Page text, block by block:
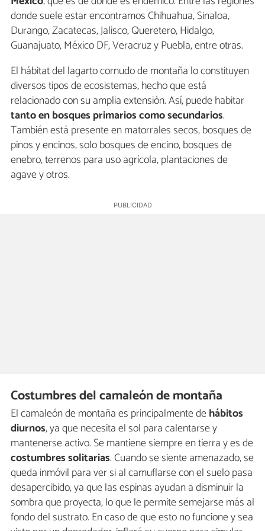
donde suele estar encontramos Chihuahua, Sinaloa,
Durango, Zacatecas, Jalisco, Queretero, Hidalgo,
Guanajuato, México DF, Veracruz y Puebla, entre otras.
El hábitat del lagarto cornudo de montaña lo constituyen
diversos tipos de ecosistemas, hecho que está
relacionado con su amplia extensión. Así, puede habitar
tanto en bosques primarios como secundarios.
También está presente en matorrales secos, bosques de
pinos y encinos, solo bosques de encino, bosques de
enebro, terrenos para uso agrícola, plantaciones de
agave y otros.
Costumbres del camaleón de montaña
El camaleón de montaña es principalmente dehábitos
diurnos, ya que necesita el sol para calentarse y
mantenerse activo. Se mantiene siempre en tierra y es de
costumbres solitarias. Cuando se siente amenazado, se
queda inmóvil para ver si al camuflarse con el suelo pasa
desapercibido, ya que las espinas ayudan a disminuir la
sombra que proyecta, lo que le permite semejarse más al
fondo del sustrato. En caso de que esto no funcione y sea